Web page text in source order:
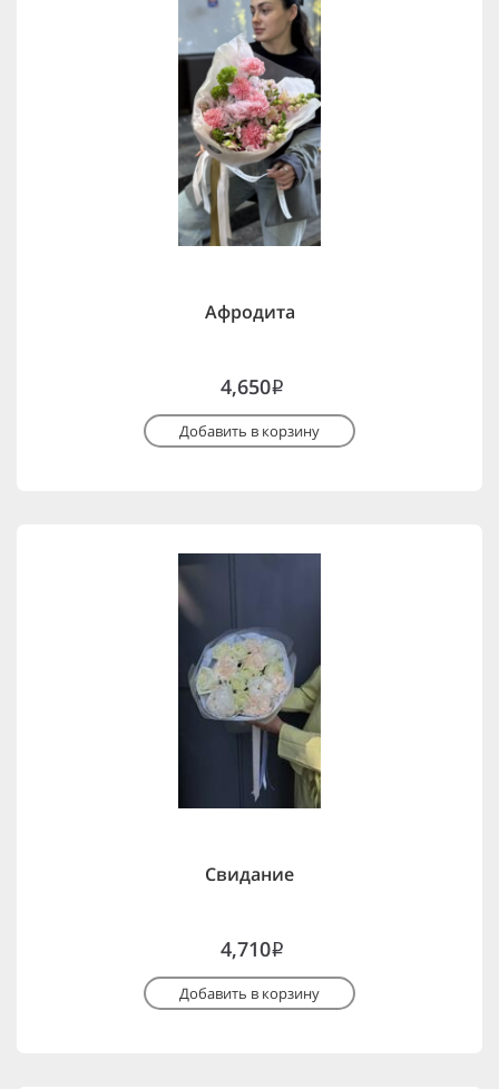
Афродита
4,650i
Добавить в корзину
Свидание
4,710i
Добавить в корзину